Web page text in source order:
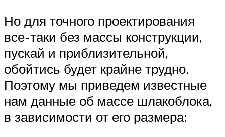
Но для точного проектирования
все-таки без массы конструкции,
пускай и приблизительной,
обойтись будет крайне трудно.
Поэтому мы приведем известные
нам данные об массе шлакоблока,
в зависимости от его размера: